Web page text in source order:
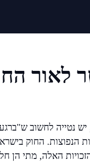
לאור
יש נטייה לחשוב
הנפוצות. החוק
האלה, מתי הן